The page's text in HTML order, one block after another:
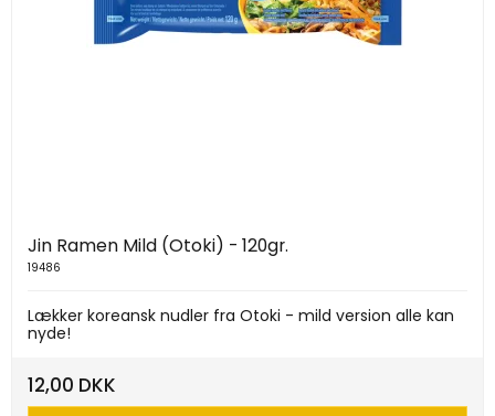
Jin Ramen Mild (Otoki) - 120gr.
19486
Lækker koreansk nudler fra Otoki - mild version alle kan
nyde!
12,00 DKK